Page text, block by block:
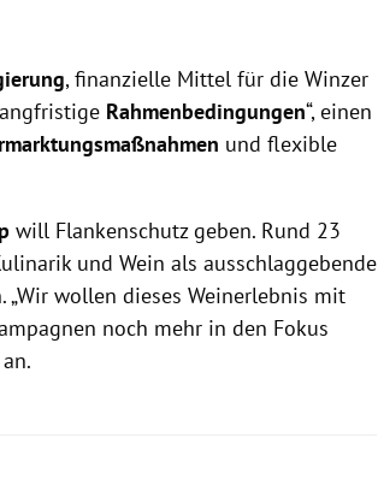
, finanzielle Mittel für die Winzer
Rahmenbedingungen“, einen
und flexible
will Flankenschutz geben. Rund 23
und Wein als ausschlaggebende
wollen dieses Weinerlebnis mit
noch mehr in den Fokus